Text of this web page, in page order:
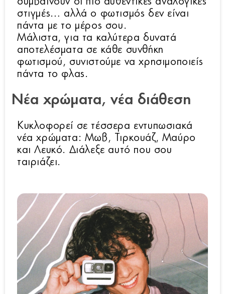
στιγμές… αλλά ο φωτισμός δεν είναι
πάντα με το μέρος σου.
Μάλιστα, για τα καλύτερα δυνατά
αποτελέσματα σε κάθε συνθήκη
φωτισμού, συνιστούμε να χρησιμοποιείς
πάντα το φλας.
Νέα χρώματα, νέα διάθεση
Κυκλοφορεί σε τέσσερα εντυπωσιακά
νέα χρώματα: Μωβ, Τιρκουάζ, Μαύρο
και Λευκό. Διάλεξε αυτό που σου
ταιριάζει.